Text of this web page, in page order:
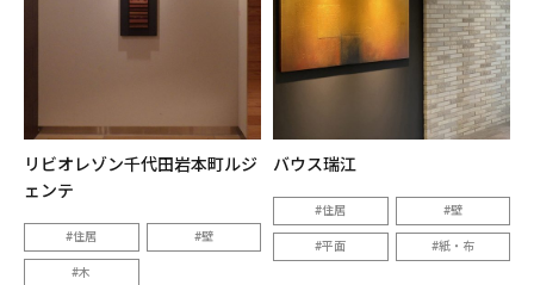
リビオレゾン千代田岩本町ルジ
ェンテ
住居 壁
木
バウス瑞江
住居 壁
平面 紙・布